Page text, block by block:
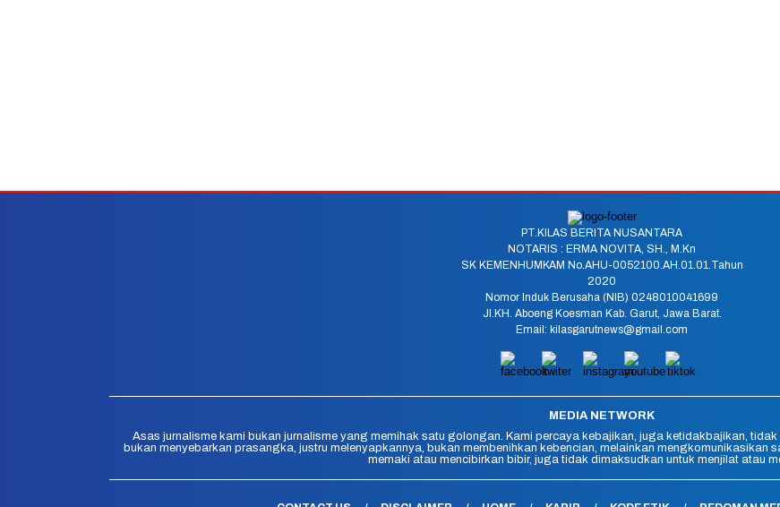
PT.KILAS BERITA NUSANTARA
NOTARIS : ERMA NOVITA, SH., M.Kn
SK KEMENHUMKAM No.AHU-0052100.AH.01.01.Tahun
2020
Nomor Induk Berusaha (NIB) 0248010041699
Jl.KH. Aboeng Koesman Kab. Garut, Jawa Barat.
Email: kilasgarutnews@gmail.com
MEDIA NETWORK
Asas jurnalisme kami bukan jurnalisme yang memihak satu golongan. Kami percaya kebajikan, juga ketidakbajikan,
bukan menyebarkan prasangka, justru melenyapkannya, bukan membenihkan kebencian, melainkan mengkomunikasikan
memaki atau mencibirkan bibir, juga tidak dimaksudkan untuk menjilat atau